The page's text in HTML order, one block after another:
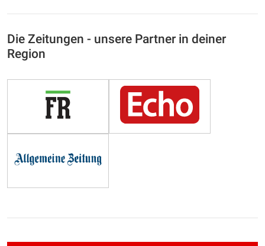
Die Zeitungen - unsere Partner in deiner
Region